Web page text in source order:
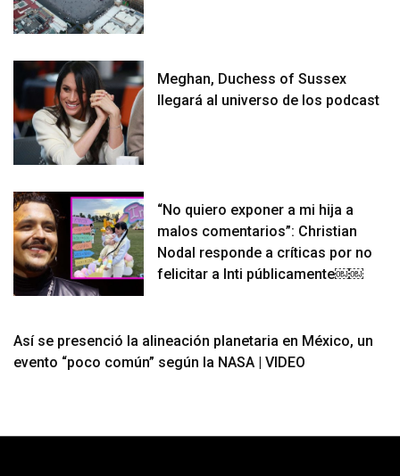
Meghan, Duchess of Sussex
llegará al universo de los podcast
“No quiero exponer a mi hija a
malos comentarios”: Christian
Nodal responde a críticas por no
felicitar a Inti públicamente￼￼
Así se presenció la alineación planetaria en México, un
evento “poco común” según la NASA | VIDEO